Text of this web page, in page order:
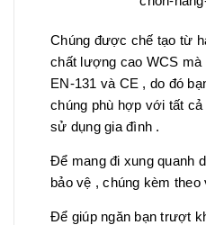
Chúng được chế tạo từ
chất lượng cao WCS mà
EN-131 và CE , do đó
chúng phù hợp với tất
sử dụng gia đình .
Để mang đi xung quanh
bảo vệ , chúng kèm
Để giúp ngăn bạn trượt